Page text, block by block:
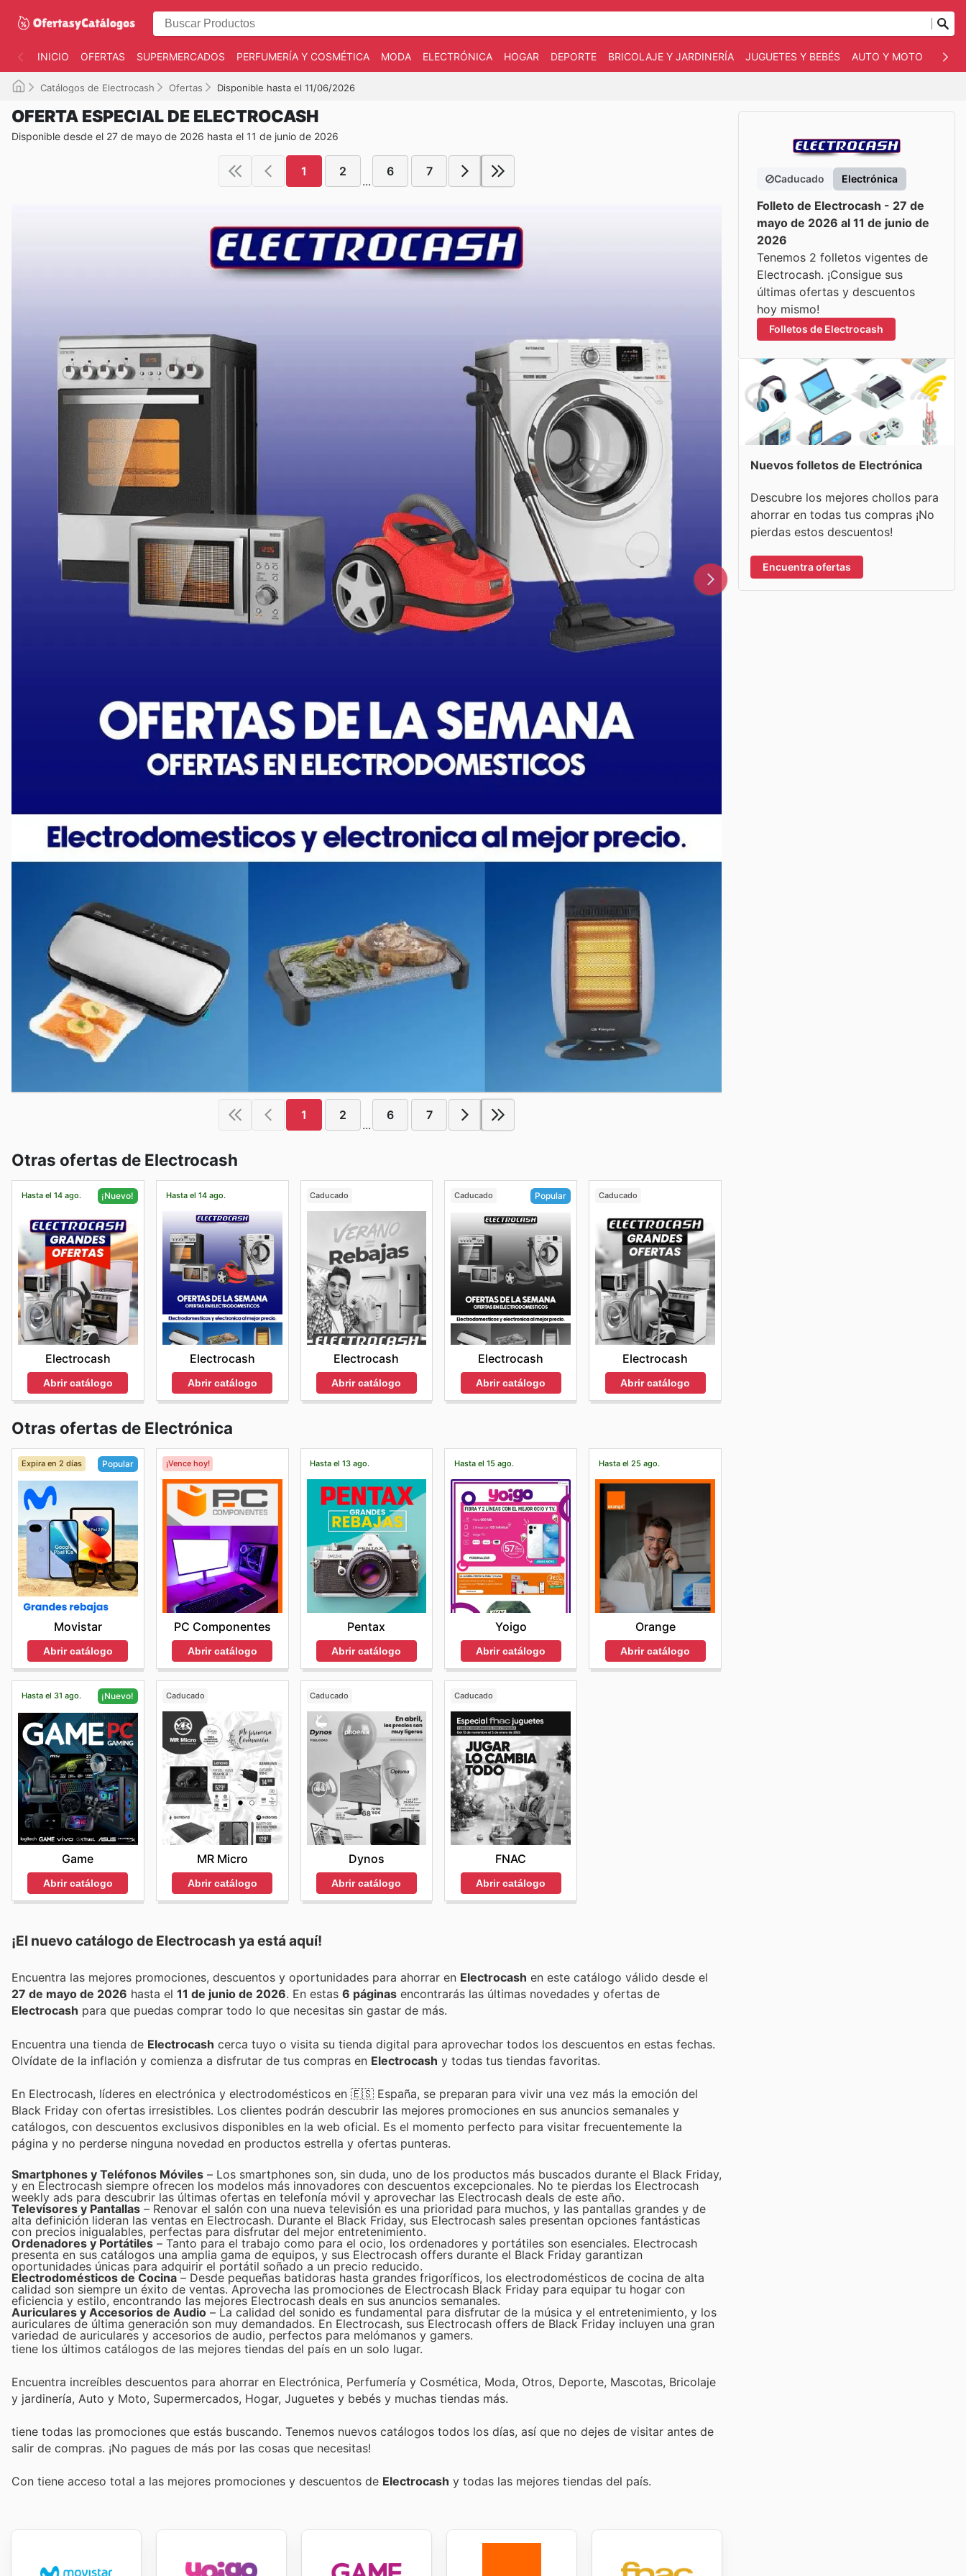
INICIO OFERTAS SUPERMERCADOS PERFUMERÍA Y COSMÉTICA MODA ELECTRÓNICA HOGAR DEPORTE BRICOLAJE Y JARDINERÍA JUGUETES Y BEBÉS AUTO Y MOTO
Catálogos de Electrocash Ofertas Disponible hasta el 11/06/2026
OFERTA ESPECIAL DE ELECTROCASH
Disponible desde el 27 de mayo de 2026 hasta el 11 de junio de 2026
1 2
...
6 7
1 2
...
6 7
Otras ofertas de Electrocash
Hasta el 14 ago. ¡Nuevo!
Electrocash
Abrir catálogo
Hasta el 14 ago.
Electrocash
Abrir catálogo
Caducado
Electrocash
Abrir catálogo
Caducado Popular
Electrocash
Abrir catálogo
Caducado
Electrocash
Abrir catálogo
Otras ofertas de Electrónica
Expira en 2 días Popular
Movistar
Abrir catálogo
¡Vence hoy!
PC Componentes
Abrir catálogo
Hasta el 13 ago.
Pentax
Abrir catálogo
Hasta el 15 ago.
Yoigo
Abrir catálogo
Hasta el 25 ago.
Orange
Abrir catálogo
Hasta el 31 ago. ¡Nuevo!
Game
Abrir catálogo
Caducado
MR Micro
Abrir catálogo
Caducado
Dynos
Abrir catálogo
Caducado
FNAC
Abrir catálogo
¡El nuevo catálogo de Electrocash ya está aquí!
Encuentra las mejores promociones, descuentos y oportunidades para ahorrar en Electrocash en este catálogo válido desde el
27 de mayo de 2026 hasta el 11 de junio de 2026 . En estas 6 páginas encontrarás las últimas novedades y ofertas de
Electrocash para que puedas comprar todo lo que necesitas sin gastar de más.
Encuentra una tienda de Electrocash cerca tuyo o visita su tienda digital para aprovechar todos los descuentos en estas fechas.
Olvídate de la inflación y comienza a disfrutar de tus compras en Electrocash y todas tus tiendas favoritas.
En Electrocash, líderes en electrónica y electrodomésticos en 🇪🇸 España, se preparan para vivir una vez más la emoción del
Black Friday con ofertas irresistibles. Los clientes podrán descubrir las mejores promociones en sus anuncios semanales y
catálogos, con descuentos exclusivos disponibles en la web oficial. Es el momento perfecto para visitar frecuentemente la
página y no perderse ninguna novedad en productos estrella y ofertas punteras.
Smartphones y Teléfonos Móviles – Los smartphones son, sin duda, uno de los productos más buscados durante el Black Friday,
y en Electrocash siempre ofrecen los modelos más innovadores con descuentos excepcionales. No te pierdas los Electrocash
weekly ads para descubrir las últimas ofertas en telefonía móvil y aprovechar las Electrocash deals de este año.
Televisores y Pantallas – Renovar el salón con una nueva televisión es una prioridad para muchos, y las pantallas grandes y de
alta definición lideran las ventas en Electrocash. Durante el Black Friday, sus Electrocash sales presentan opciones fantásticas
con precios inigualables, perfectas para disfrutar del mejor entretenimiento.
Ordenadores y Portátiles – Tanto para el trabajo como para el ocio, los ordenadores y portátiles son esenciales. Electrocash
presenta en sus catálogos una amplia gama de equipos, y sus Electrocash offers durante el Black Friday garantizan
oportunidades únicas para adquirir el portátil soñado a un precio reducido.
Electrodomésticos de Cocina – Desde pequeñas batidoras hasta grandes frigoríficos, los electrodomésticos de cocina de alta
calidad son siempre un éxito de ventas. Aprovecha las promociones de Electrocash Black Friday para equipar tu hogar con
eficiencia y estilo, encontrando las mejores Electrocash deals en sus anuncios semanales.
Auriculares y Accesorios de Audio – La calidad del sonido es fundamental para disfrutar de la música y el entretenimiento, y los
auriculares de última generación son muy demandados. En Electrocash, sus Electrocash offers de Black Friday incluyen una gran
variedad de auriculares y accesorios de audio, perfectos para melómanos y gamers.
tiene los últimos catálogos de las mejores tiendas del país en un solo lugar.
Encuentra increíbles descuentos para ahorrar en Electrónica, Perfumería y Cosmética, Moda, Otros, Deporte, Mascotas, Bricolaje
y jardinería, Auto y Moto, Supermercados, Hogar, Juguetes y bebés y muchas tiendas más.
tiene todas las promociones que estás buscando. Tenemos nuevos catálogos todos los días, así que no dejes de visitar antes de
salir de compras. ¡No pagues de más por las cosas que necesitas!
Con tiene acceso total a las mejores promociones y descuentos de Electrocash y todas las mejores tiendas del país.
Caducado Electrónica
Folleto de Electrocash - 27 de
mayo de 2026 al 11 de junio de
2026
Tenemos 2 folletos vigentes de
Electrocash. ¡Consigue sus
últimas ofertas y descuentos
hoy mismo!
Folletos de Electrocash
Nuevos folletos de Electrónica
Descubre los mejores chollos para
ahorrar en todas tus compras ¡No
pierdas estos descuentos!
Encuentra ofertas